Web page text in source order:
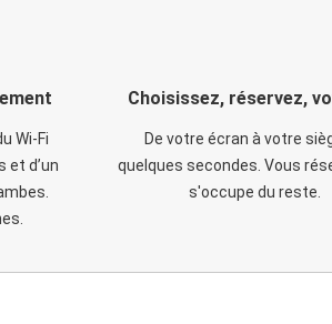
Wi-Fi
et d’un
Choisissez, réservez,
De votre écran à votre
quelques secondes. Vous
s'occupe du reste.